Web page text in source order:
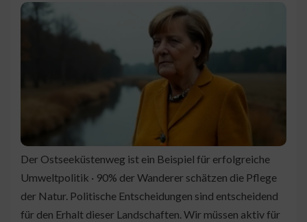
Der Ostseeküstenweg ist ein Beispiel für erfolgreiche
Umweltpolitik · 90% der Wanderer schätzen die Pflege
der Natur. Politische Entscheidungen sind entscheidend
für den Erhalt dieser Landschaften. Wir müssen aktiv für